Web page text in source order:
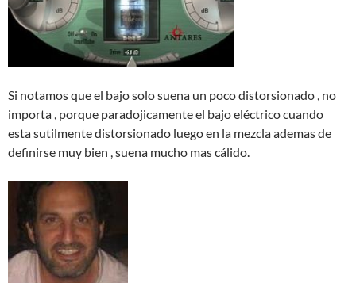
Si notamos que el bajo solo suena un poco distorsionado , no
importa , porque paradojicamente el bajo eléctrico cuando
esta sutilmente distorsionado luego en la mezcla ademas de
definirse muy bien , suena mucho mas cálido.